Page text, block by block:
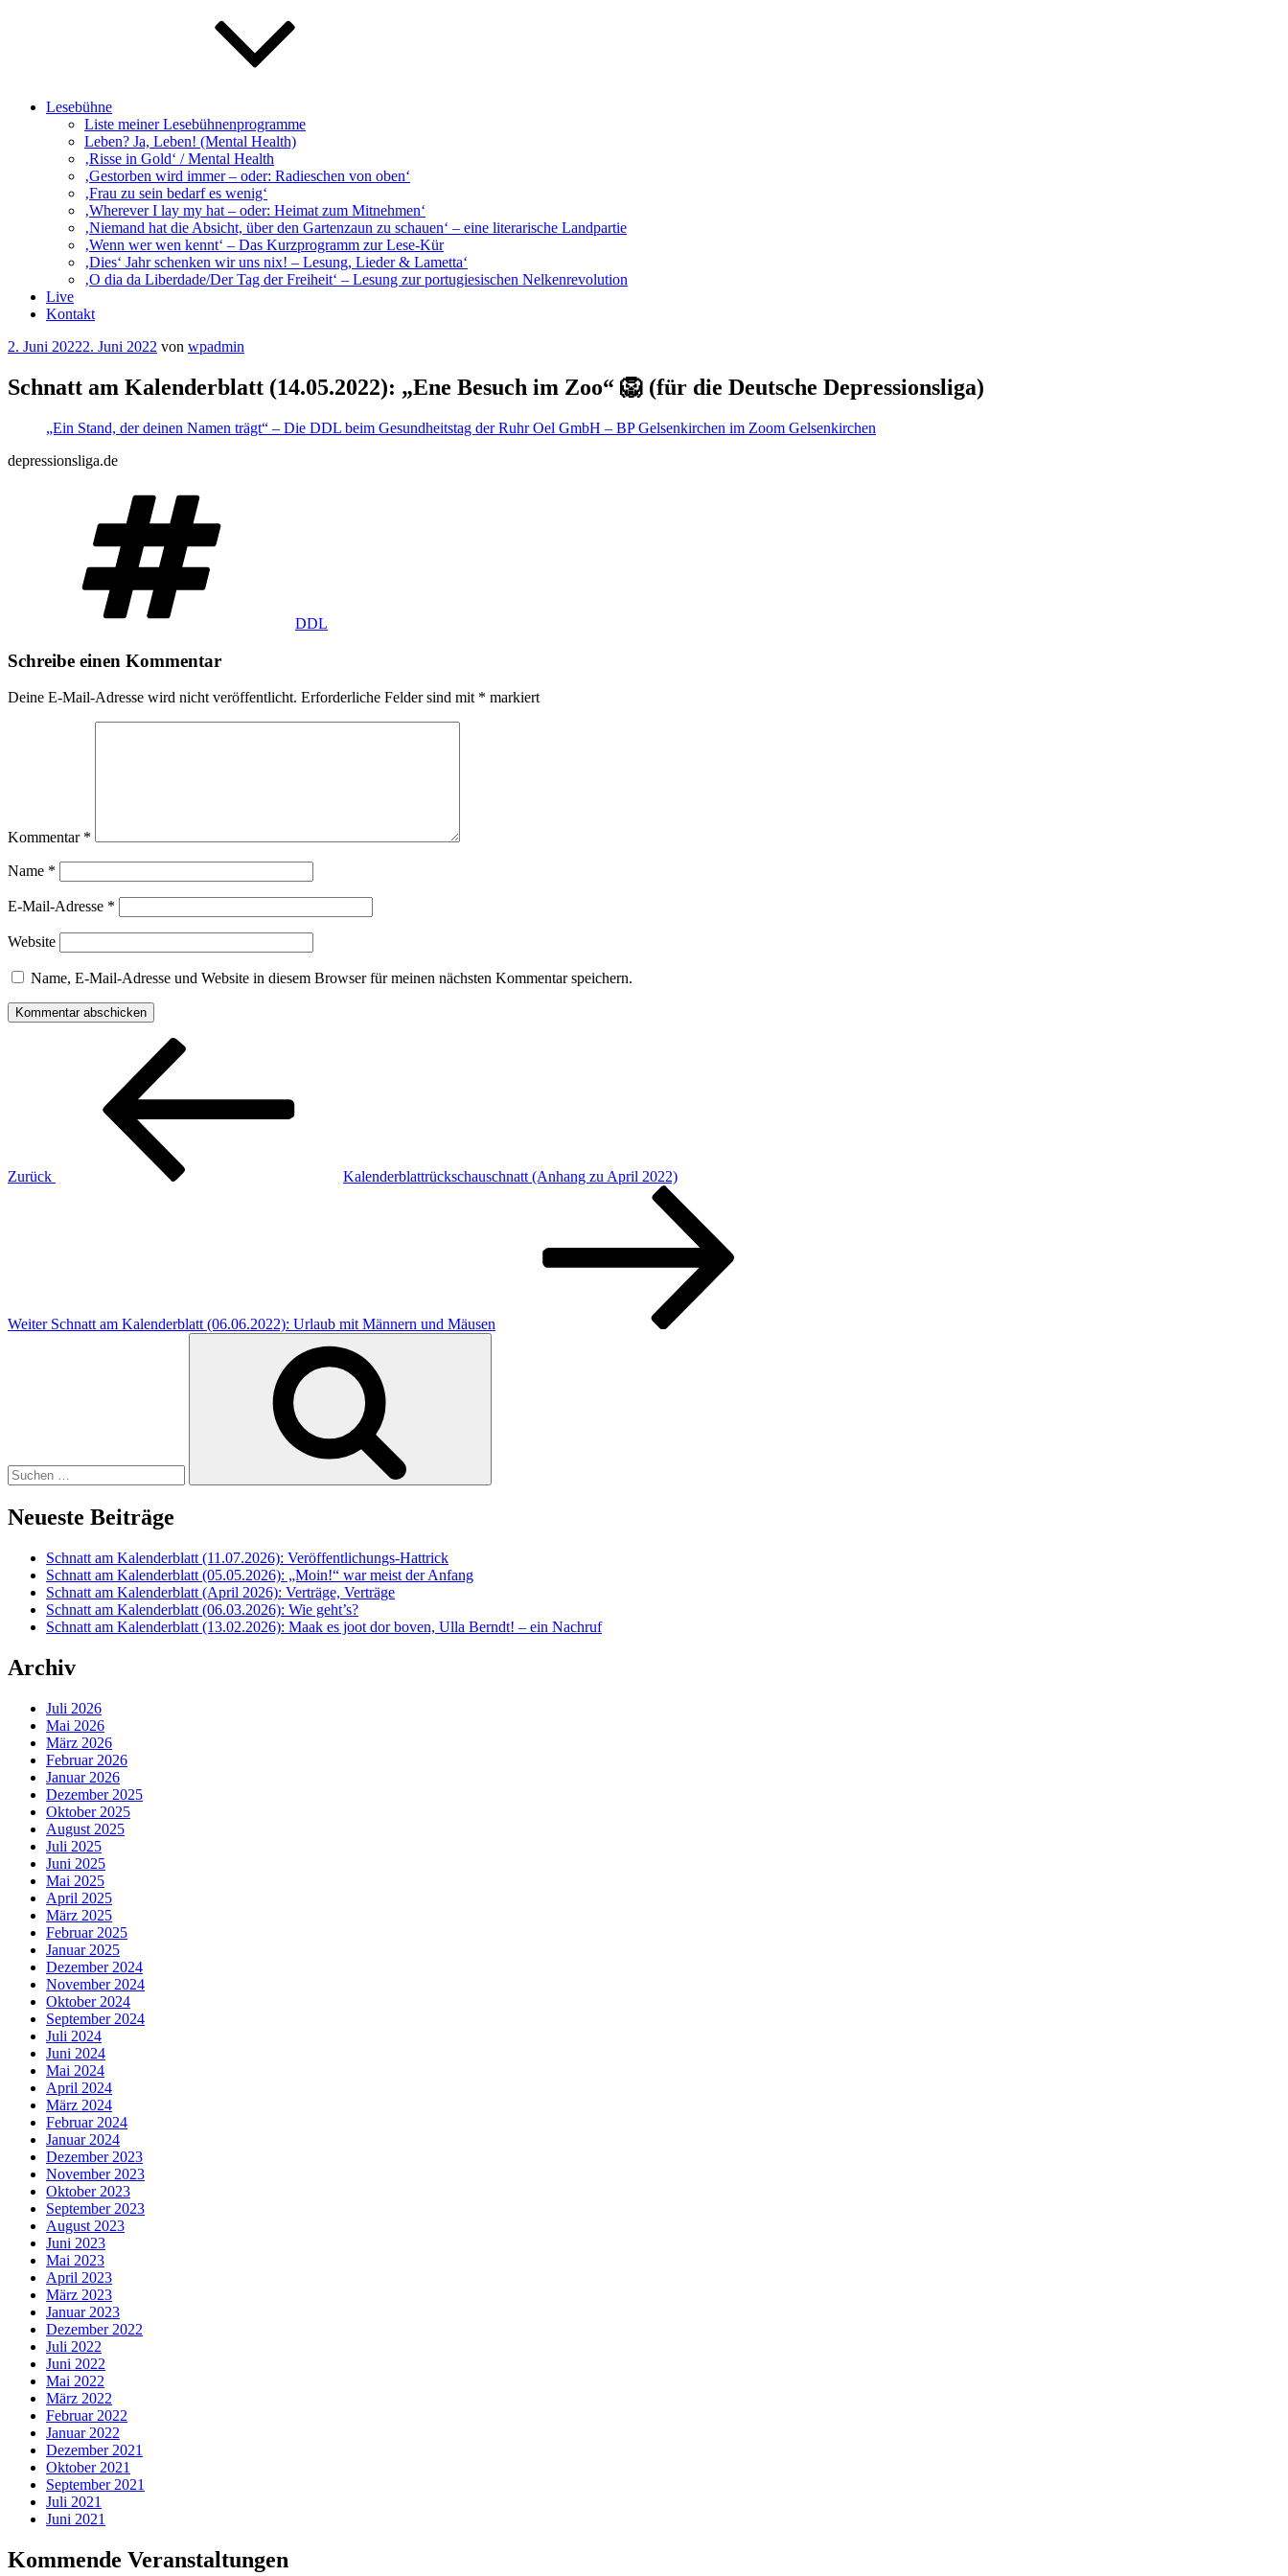
Lesebühne
Liste meiner Lesebühnenprogramme
Leben? Ja, Leben! (Mental Health)
‚Risse in Gold‘ / Mental Health
‚Gestorben wird immer – oder: Radieschen von oben‘
‚Frau zu sein bedarf es wenig‘
‚Wherever I lay my hat – oder: Heimat zum Mitnehmen‘
‚Niemand hat die Absicht, über den Gartenzaun zu schauen‘ – eine literarische Landpartie
‚Wenn wer wen kennt‘ – Das Kurzprogramm zur Lese-Kür
‚Dies‘ Jahr schenken wir uns nix! – Lesung, Lieder & Lametta‘
‚O dia da Liberdade/Der Tag der Freiheit‘ – Lesung zur portugiesischen Nelkenrevolution
Live
Kontakt
Veröffentlicht
2. Juni 20222. Juni 2022 von wpadmin
Schnatt am Kalenderblatt (14.05.2022): „Ene Besuch im Zoo“ 🦁 (für die Deutsche Depressionsliga)
„Ein Stand, der deinen Namen trägt“ – Die DDL beim Gesundheitstag der Ruhr Oel GmbH – BP Gelsenkirchen im Zoom Gelsenkirchen
depressionsliga.de
DDL
Schreibe einen Kommentar
Deine E-Mail-Adresse wird nicht veröffentlicht. Erforderliche Felder sind mit * markiert
Kommentar *
Name *
E-Mail-Adresse *
Website
Name, E-Mail-Adresse und Website in diesem Browser für meinen nächsten Kommentar speichern.
Beitragsnavigation
Zurück
Kalenderblattrückschauschnatt (Anhang zu April 2022)
Weiter Schnatt am Kalenderblatt (06.06.2022): Urlaub mit Männern und Mäusen
Neueste Beiträge
Schnatt am Kalenderblatt (11.07.2026): Veröffentlichungs-Hattrick
Schnatt am Kalenderblatt (05.05.2026): „Moin!“ war meist der Anfang
Schnatt am Kalenderblatt (April 2026): Verträge, Verträge
Schnatt am Kalenderblatt (06.03.2026): Wie geht’s?
Schnatt am Kalenderblatt (13.02.2026): Maak es joot dor boven, Ulla Berndt! – ein Nachruf
Archiv
Juli 2026
Mai 2026
März 2026
Februar 2026
Januar 2026
Dezember 2025
Oktober 2025
August 2025
Juli 2025
Juni 2025
Mai 2025
April 2025
März 2025
Februar 2025
Januar 2025
Dezember 2024
November 2024
Oktober 2024
September 2024
Juli 2024
Juni 2024
Mai 2024
April 2024
März 2024
Februar 2024
Januar 2024
Dezember 2023
November 2023
Oktober 2023
September 2023
August 2023
Juni 2023
Mai 2023
April 2023
März 2023
Januar 2023
Dezember 2022
Juli 2022
Juni 2022
Mai 2022
März 2022
Februar 2022
Januar 2022
Dezember 2021
Oktober 2021
September 2021
Juli 2021
Juni 2021
Kommende Veranstaltungen